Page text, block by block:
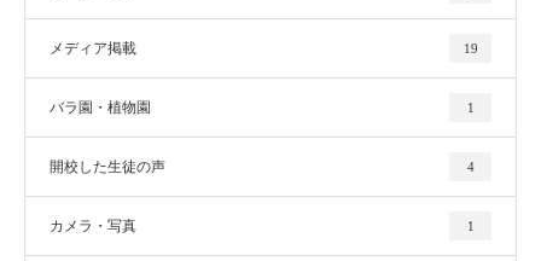
メディア掲載 19
バラ園・植物園 1
開校した生徒の声 4
カメラ・写真 1